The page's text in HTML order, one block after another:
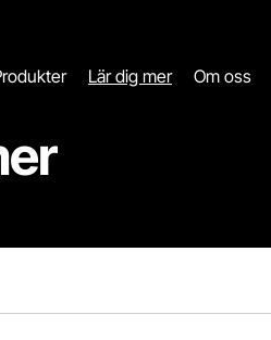
Lär dig mer Om oss